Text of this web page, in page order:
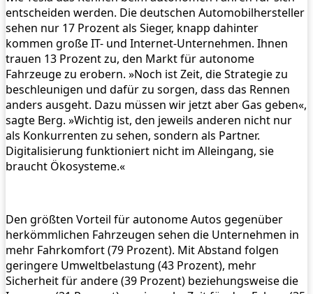
entscheiden werden. Die deutschen Automobilhersteller
sehen nur 17 Prozent als Sieger, knapp dahinter
kommen große IT- und Internet-Unternehmen. Ihnen
trauen 13 Prozent zu, den Markt für autonome
Fahrzeuge zu erobern. »Noch ist Zeit, die Strategie zu
beschleunigen und dafür zu sorgen, dass das Rennen
anders ausgeht. Dazu müssen wir jetzt aber Gas geben«,
sagte Berg. »Wichtig ist, den jeweils anderen nicht nur
als Konkurrenten zu sehen, sondern als Partner.
Digitalisierung funktioniert nicht im Alleingang, sie
braucht Ökosysteme.«
Den größten Vorteil für autonome Autos gegenüber
herkömmlichen Fahrzeugen sehen die Unternehmen in
mehr Fahrkomfort (79 Prozent). Mit Abstand folgen
geringere Umweltbelastung (43 Prozent), mehr
Sicherheit für andere (39 Prozent) beziehungsweise die